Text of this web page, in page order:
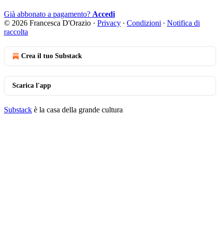
Già abbonato a pagamento? Accedi
© 2026 Francesca D'Orazio · Privacy ∙ Condizioni ∙ Notifica di
raccolta
Crea il tuo Substack
Scarica l'app
Substack è la casa della grande cultura